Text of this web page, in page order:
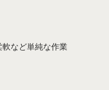
など単純な作業